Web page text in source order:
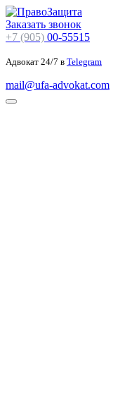
Заказать звонок
+7 (905) 00-55515
Адвокат 24/7 в Telegram
mail@ufa-advokat.com